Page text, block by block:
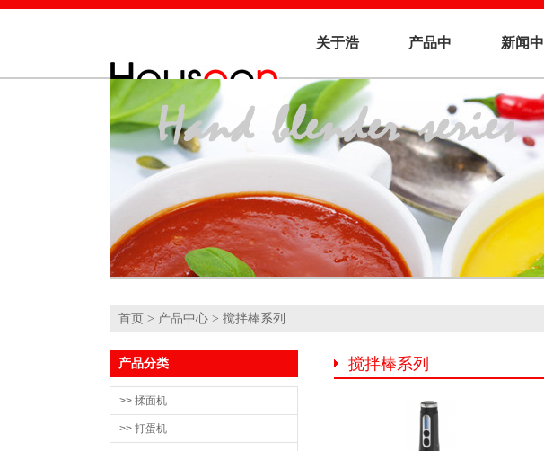
关于浩
信
产品中 新闻中
心
首页 > 产品中心 > 搅拌棒系列
产品分类
>> 揉面机
>> 打蛋机
搅拌棒系列